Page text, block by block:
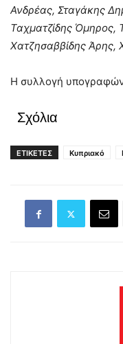
Ανδρέας, Σταγάκης
Ταχματζίδης Όμηρος,
Χατζησαββίδης Άρης,
Η συλλογή υπογραφών
Σχόλια
ΕΤΙΚΕΤΕΣ Κυπριακό